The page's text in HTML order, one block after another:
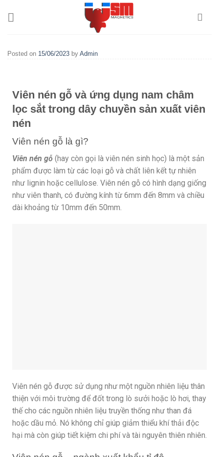
Posted on 15/06/2023 by Admin
Viên nén gỗ và ứng dụng nam châm
lọc sắt trong dây chuyền sản xuất viên
nén
Viên nén gỗ là gì?
Viên nén gỗ (hay còn gọi là viên nén sinh học) là một sản
phẩm được làm từ các loại gỗ và chất liên kết tự nhiên
như lignin hoặc cellulose. Viên nén gỗ có hình dạng giống
như viên thanh, có đường kính từ 6mm đến 8mm và chiều
dài khoảng từ 10mm đến 50mm.
Viên nén gỗ được sử dụng như một nguồn nhiên liệu thân
thiện với môi trường để đốt trong lò sưởi hoặc lò hơi, thay
thế cho các nguồn nhiên liệu truyền thống như than đá
hoặc dầu mỏ. Nó không chỉ giúp giảm thiểu khí thải độc
hại mà còn giúp tiết kiệm chi phí và tài nguyên thiên nhiên.